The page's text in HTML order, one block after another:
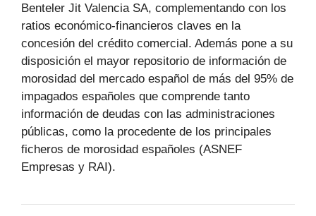
Benteler Jit Valencia SA, complementando con los
ratios económico-financieros claves en la
concesión del crédito comercial. Además pone a su
disposición el mayor repositorio de información de
morosidad del mercado español de más del 95% de
impagados españoles que comprende tanto
información de deudas con las administraciones
públicas, como la procedente de los principales
ficheros de morosidad españoles (ASNEF
Empresas y RAI).